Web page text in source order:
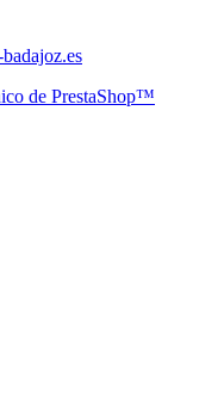
de PrestaShop™